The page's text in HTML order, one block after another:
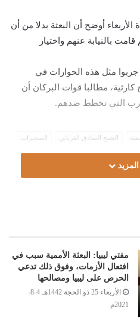
الأربعاء أوضح أن البعثة بدلا من أن
بالنيابة عنهم واختيار
جربوا مثل هذه الحوارات في
كارثية، مطالبا قوات البركان أن
التي تخطط ضدهم.
الشيخ الصادق الغرياني الصخيرات
مفتي ليبيا: البعثة الأممية سبب في
افتعال الأزمات، وفوق ذلك تدعي
الحرص على ليبيا ومصالحها
الأربعاء 25 ذو الحجة 1442هـ 4-8-
2021م